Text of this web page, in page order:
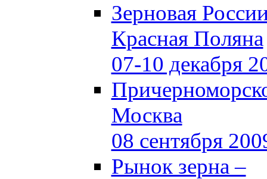
Зерновая
Красная Поляна
07-10 декабря
Москва
08 сентября
Рынок зерна –